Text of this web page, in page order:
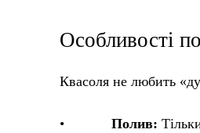
Особливості
Квасоля не любить
• Полив: